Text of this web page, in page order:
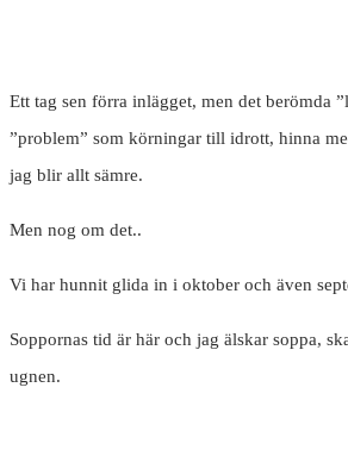
Ett tag sen förra inlägget, men det berömda
”problem” som körningar till idrott, hinna
jag blir allt sämre.
Men nog om det..
Vi har hunnit glida in i oktober och även
Soppornas tid är här och jag älskar soppa,
ugnen.